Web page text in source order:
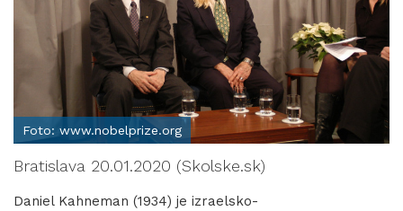
Foto: www.nobelprize.org
Bratislava 20.01.2020 (Skolske.sk)
Daniel Kahneman (1934) je izraelsko-